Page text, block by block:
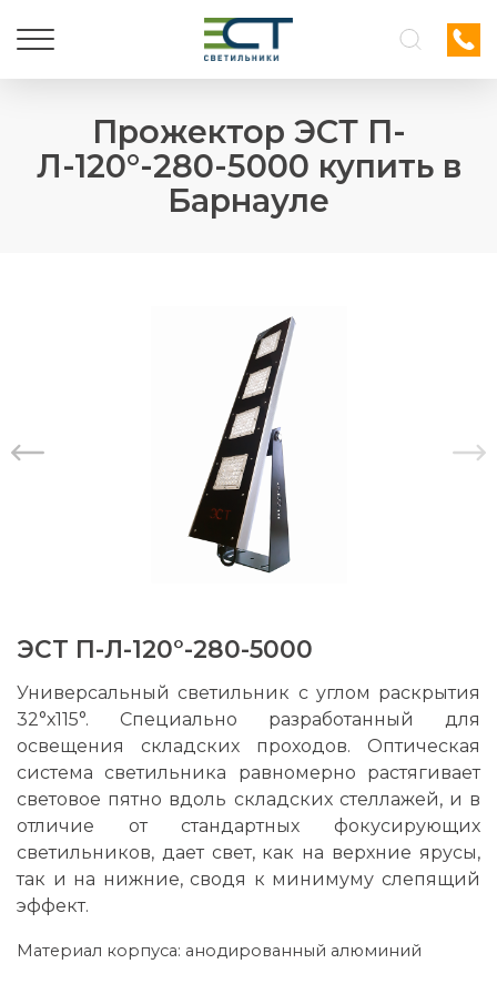
Прожектор ЭСТ П-
Л-120°-280-5000 купить в
Барнауле
ЭСТ П-Л-120°-280-5000
Универсальный светильник с углом раскрытия
32°х115°. Специально разработанный для
освещения складских проходов. Оптическая
система светильника равномерно растягивает
световое пятно вдоль складских стеллажей, и в
отличие от стандартных фокусирующих
светильников, дает свет, как на верхние ярусы,
так и на нижние, сводя к минимуму слепящий
эффект.
Материал корпуса: анодированный алюминий